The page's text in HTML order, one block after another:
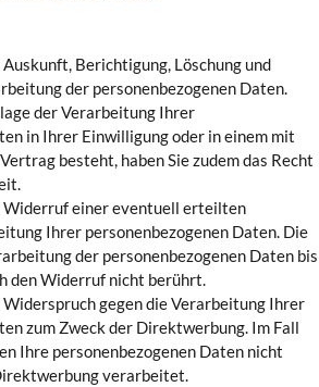
Berichtigung, Löschung und
der personenbezogenen Daten.
der Verarbeitung Ihrer
in Ihrer Einwilligung oder in einem mit
besteht, haben Sie zudem das Recht
Widerruf einer eventuell erteilten
Ihrer personenbezogenen Daten. Die
der personenbezogenen Daten bis
den Widerruf nicht berührt.
Widerspruch gegen die Verarbeitung Ihrer
zum Zweck der Direktwerbung. Im Fall
Ihre personenbezogenen Daten nicht
verarbeitet.